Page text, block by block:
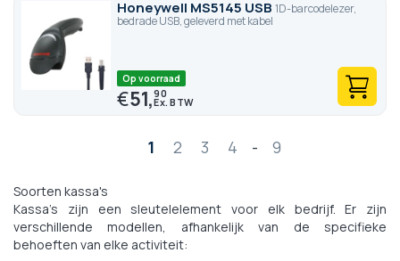
Honeywell MS5145 USB 1D-barcodelezer,
bedrade USB, geleverd met kabel
Op voorraad
€51,90
Pagina1 2 3 4 - 9
Soorten kassa's
Kassa's zijn een sleutelelement voor elk bedrijf. Er zijn
verschillende modellen, afhankelijk van de specifieke
behoeften van elke activiteit: